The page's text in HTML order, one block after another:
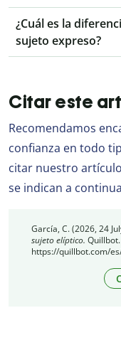
¿Cuál es la
sujeto expreso?
Citar este
Recomendamos
confianza en todo
citar nuestro
se indican a
García, C. (2026, 24
sujeto elíptico.
https://quillbot.com/